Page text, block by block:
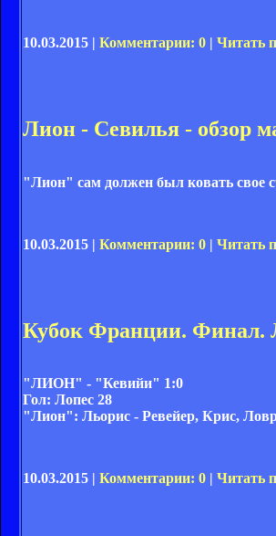
10.03.2015 | Комментарии: 0 | Читать
Лион - Севилья - обзор
"Лион" сам должен был ковать свое
10.03.2015 | Комментарии: 0 | Читать
Кубок Франции. Финал.
"ЛИОН" - "Кевийи" 1:0
Гол: Лопес 28
"Лион": Льорис - Ревейер, Крис,
10.03.2015 | Комментарии: 0 | Читать